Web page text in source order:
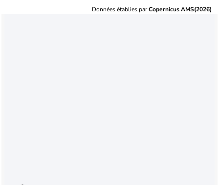
Données établies parCopernicus AMS(2026)